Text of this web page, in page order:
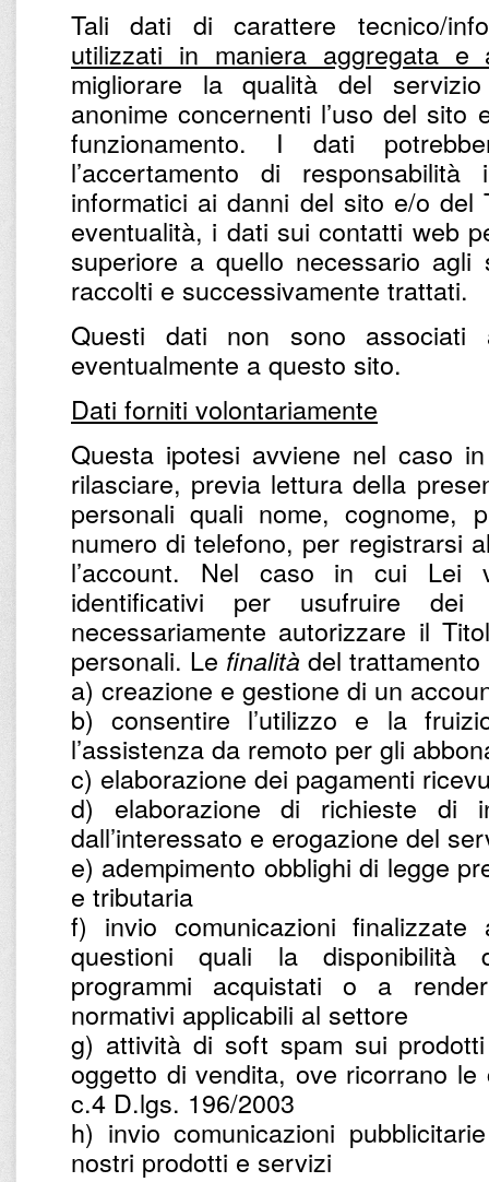
Tali dati di carattere tecnico/
utilizzati in maniera aggregata e
migliorare la qualità del
anonime concernenti l’uso del
funzionamento. I dati
l’accertamento di
informatici ai danni del sito e/o del
eventualità, i dati sui contatti web
superiore a quello necessario
raccolti e successivamente trattati.
Questi dati non sono associati
eventualmente a questo sito.
Dati forniti volontariamente
Questa ipotesi avviene nel caso
rilasciare, previa lettura della
personali quali nome, cognome,
numero di telefono, per registrarsi
l’account. Nel caso in cui Lei
identificativi per usufruire
necessariamente autorizzare il
personali. Le finalità del
a) creazione e gestione di un
b) consentire l’utilizzo e la
l’assistenza da remoto per gli
c) elaborazione dei pagamenti
d) elaborazione di richieste di
dall’interessato e erogazione del
e) adempimento obblighi di legge
e tributaria
f) invio comunicazioni
questioni quali la disponibilità
programmi acquistati o a
normativi applicabili al settore
g) attività di soft spam sui
oggetto di vendita, ove ricorrano le
c.4 D.lgs. 196/2003
h) invio comunicazioni
nostri prodotti e servizi